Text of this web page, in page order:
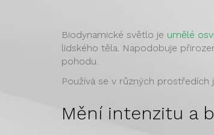
Biodynamické světlo je umělé
lidského těla. Napodobuje
pohodu.
Používá se v různých prostředích
Mění intenzitu a